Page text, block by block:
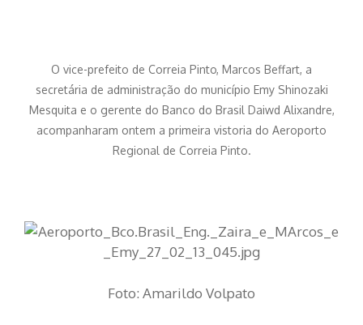
O vice-prefeito de Correia Pinto, Marcos Beffart, a
secretária de administração do município Emy Shinozaki
Mesquita e o gerente do Banco do Brasil Daiwd Alixandre,
acompanharam ontem a primeira vistoria do Aeroporto
Regional de Correia Pinto.
Foto: Amarildo Volpato